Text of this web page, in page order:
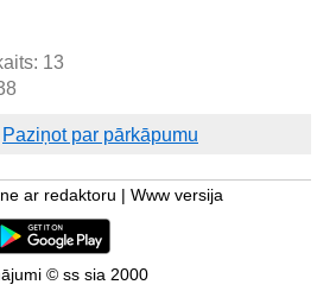
13
Paziņot par pārkāpumu
ar redaktoru Www versija
© ss sia 2000